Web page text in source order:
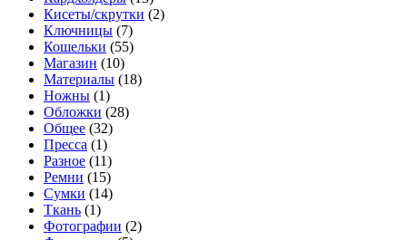
Кисеты/скрутки (2)
Ключницы (7)
Кошельки (55)
Магазин (10)
Материалы (18)
Ножны (1)
Обложки (28)
Общее (32)
Пресса (1)
Разное (11)
Ремни (15)
Сумки (14)
Ткань (1)
Фотографии (2)